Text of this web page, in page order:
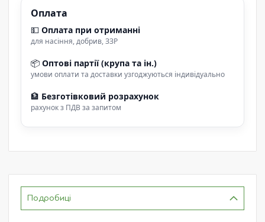
Оплата
💵 Оплата при отриманні
для насіння, добрив, ЗЗР
📦 Оптові партії (крупа та ін.)
умови оплати та доставки узгоджуються індивідуально
🏦 Безготівковий розрахунок
рахунок з ПДВ за запитом
Подробиці